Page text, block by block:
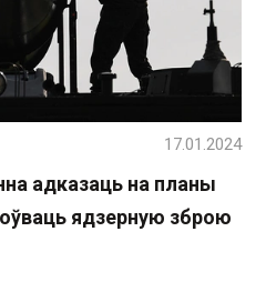
адказаць на планы
ядзерную зброю
17.01.2024